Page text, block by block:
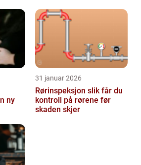
ny
31 januar 2026
Rørinspeksjon slik får du
kontroll på rørene før
skaden skjer